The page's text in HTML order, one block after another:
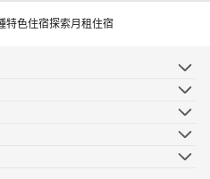
特色住宿探索月租住宿